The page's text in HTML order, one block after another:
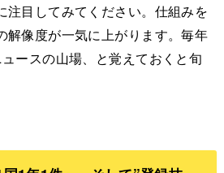
注目してみてください。仕組みを
解像度が一気に上がります。毎年
ースの山場、と覚えておくと旬